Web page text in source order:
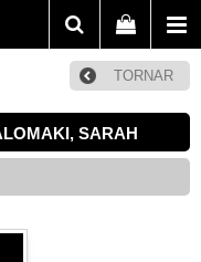
TORNAR
SARAH